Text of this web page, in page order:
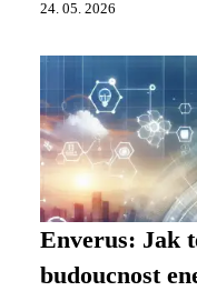
24. 05. 2026
Enverus: Jak
budoucnost